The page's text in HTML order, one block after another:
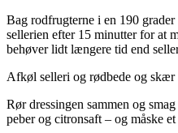
Bag rodfrugterne i en 190
sellerien efter 15 minutter for at
behøver lidt længere tid end
Afkøl selleri og rødbede og skær
Rør dressingen sammen og
peber og citronsaft – og måske